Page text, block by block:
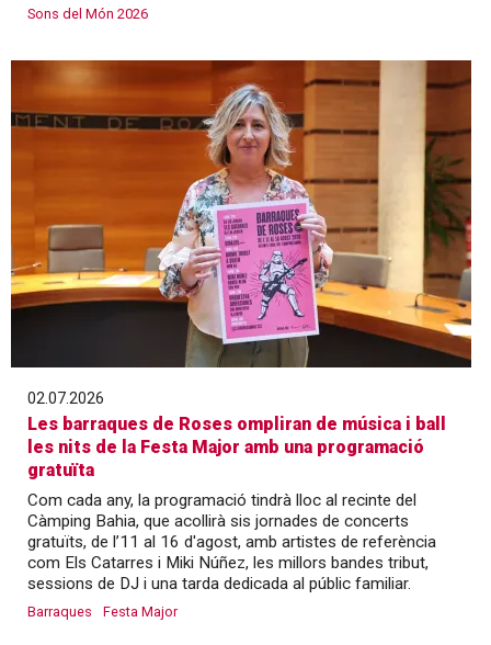
Sons del Món 2026
02.07.2026
Les barraques de Roses ompliran de música i ball
les nits de la Festa Major amb una programació
gratuïta
Com cada any, la programació tindrà lloc al recinte del
Càmping Bahia, que acollirà sis jornades de concerts
gratuïts, de l’11 al 16 d'agost, amb artistes de referència
com Els Catarres i Miki Núñez, les millors bandes tribut,
sessions de DJ i una tarda dedicada al públic familiar.
Barraques Festa Major